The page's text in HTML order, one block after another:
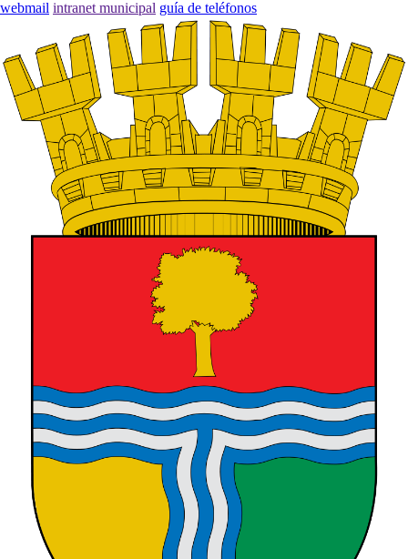
webmail intranet municipal guía de teléfonos